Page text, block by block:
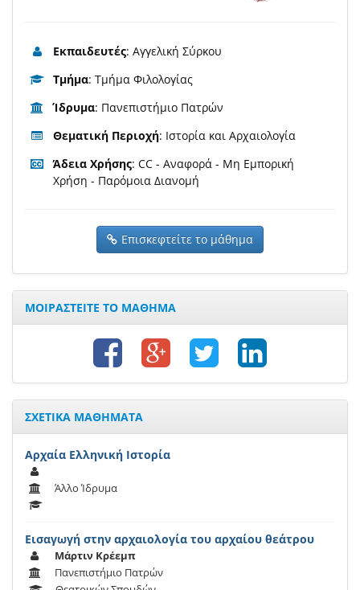
Εκπαιδευτές: Αγγελική Σύρκου
Τμήμα: Τμήμα Φιλολογίας
Ίδρυμα: Πανεπιστήμιο Πατρών
Θεματική Περιοχή: Ιστορία και Αρχαιολογία
Άδεια Χρήσης: CC - Αναφορά - Μη Εμπορική
Χρήση - Παρόμοια Διανομή
Επισκεφτείτε το μάθημα
ΜΟΙΡΑΣΤΕΙΤΕ ΤΟ ΜΑΘΗΜΑ
ΣΧΕΤΙΚΑ ΜΑΘΗΜΑΤΑ
Αρχαία Ελληνική Ιστορία
Άλλο Ίδρυμα
Εισαγωγή στην αρχαιολογία του αρχαίου θεάτρου
Μάρτιν Κρέεμπ
Πανεπιστήμιο Πατρών